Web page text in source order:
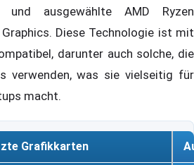
und ausgewählte AMD Ryzen
Diese Technologie ist mit
darunter auch solche, die
verwenden, was sie vielseitig für
macht.
Grafikkarten